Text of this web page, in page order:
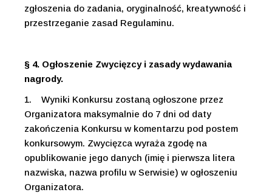
zgłoszenia do zadania, oryginalność, kreatywność i
przestrzeganie zasad Regulaminu.
§ 4. Ogłoszenie Zwycięzcy i zasady wydawania
nagrody.
1.
Wyniki Konkursu zostaną ogłoszone przez
Organizatora maksymalnie do 7 dni od daty
zakończenia Konkursu w komentarzu pod postem
konkursowym. Zwycięzca wyraża zgodę na
opublikowanie jego danych (imię i pierwsza litera
nazwiska, nazwa profilu w Serwisie) w ogłoszeniu
Organizatora.